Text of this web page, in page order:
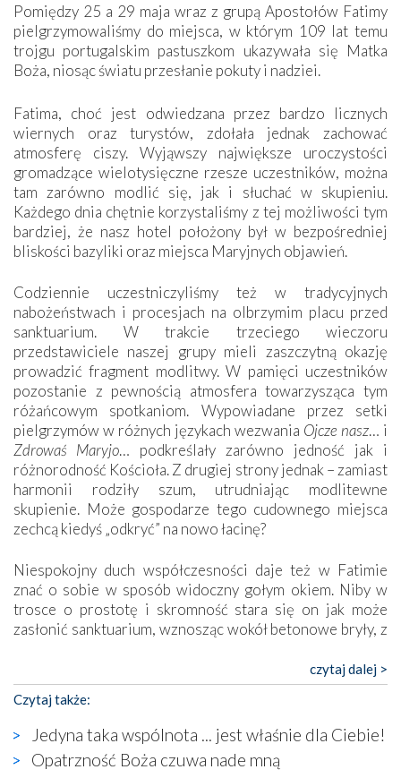
Pomiędzy 25 a 29 maja wraz z grupą Apostołów Fatimy
pielgrzymowaliśmy do miejsca, w którym 109 lat temu
trojgu portugalskim pastuszkom ukazywała się Matka
Boża, niosąc światu przesłanie pokuty i nadziei.
Fatima, choć jest odwiedzana przez bardzo licznych
wiernych oraz turystów, zdołała jednak zachować
atmosferę ciszy. Wyjąwszy największe uroczystości
gromadzące wielotysięczne rzesze uczestników, można
tam zarówno modlić się, jak i słuchać w skupieniu.
Każdego dnia chętnie korzystaliśmy z tej możliwości tym
bardziej, że nasz hotel położony był w bezpośredniej
bliskości bazyliki oraz miejsca Maryjnych objawień.
Codziennie uczestniczyliśmy też w tradycyjnych
nabożeństwach i procesjach na olbrzymim placu przed
sanktuarium. W trakcie trzeciego wieczoru
przedstawiciele naszej grupy mieli zaszczytną okazję
prowadzić fragment modlitwy. W pamięci uczestników
pozostanie z pewnością atmosfera towarzysząca tym
różańcowym spotkaniom. Wypowiadane przez setki
pielgrzymów w różnych językach wezwania Ojcze nasz… i
Zdrowaś Maryjo… podkreślały zarówno jedność jak i
różnorodność Kościoła. Z drugiej strony jednak – zamiast
harmonii rodziły szum, utrudniając modlitewne
skupienie. Może gospodarze tego cudownego miejsca
zechcą kiedyś „odkryć” na nowo łacinę?
Niespokojny duch współczesności daje też w Fatimie
znać o sobie w sposób widoczny gołym okiem. Niby w
trosce o prostotę i skromność stara się on jak może
zasłonić sanktuarium, wznosząc wokół betonowe bryły, z
katolickiego kultu. Tylko co wspólnego z żywą,
autentyczną wiarą mogą mieć płaskie, szare bunkry albo
kaplice, w których Tabernakulum przypomina bardziej
skrzynkę na narzędzia? Albo co powiedzieć o ustawionym
tuż przy nowej bazylice wielkim krzyżu, na którym
zamiast Chrystusa umieszczono dziwaczną postać jakby
czytaj dalej >
Czytaj także:
Jedyna taka wspólnota ... jest właśnie dla Ciebie!
Opatrzność Boża czuwa nade mną